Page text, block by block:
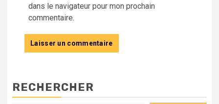
dans le navigateur pour mon prochain
commentaire.
RECHERCHER